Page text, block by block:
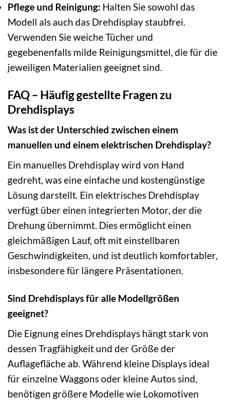
Pflege und Reinigung: Halten Sie sowohl das
Modell als auch das Drehdisplay staubfrei.
Verwenden Sie weiche Tücher und
gegebenenfalls milde Reinigungsmittel, die für die
jeweiligen Materialien geeignet sind.
FAQ – Häufig gestellte Fragen zu
Drehdisplays
Was ist der Unterschied zwischen einem
manuellen und einem elektrischen Drehdisplay?
Ein manuelles Drehdisplay wird von Hand
gedreht, was eine einfache und kostengünstige
Lösung darstellt. Ein elektrisches Drehdisplay
verfügt über einen integrierten Motor, der die
Drehung übernimmt. Dies ermöglicht einen
gleichmäßigen Lauf, oft mit einstellbaren
Geschwindigkeiten, und ist deutlich komfortabler,
insbesondere für längere Präsentationen.
Sind Drehdisplays für alle Modellgrößen
geeignet?
Die Eignung eines Drehdisplays hängt stark von
dessen Tragfähigkeit und der Größe der
Auflagefläche ab. Während kleine Displays ideal
für einzelne Waggons oder kleine Autos sind,
benötigen größere Modelle wie Lokomotiven